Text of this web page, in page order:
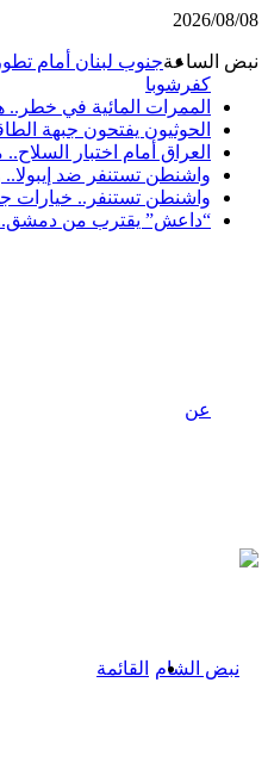
2026/08/08
نبض الساعةجنوب لبنان أمام
كفرشوبا
الممرات المائية في خطر..
الحوثيون يفتحون جبهة
العراق أمام اختبار
واشنطن تستنفر ضد
واشنطن تستنفر.. خيارات
“داعش” يقترب من دمشق..
عن
القائمة